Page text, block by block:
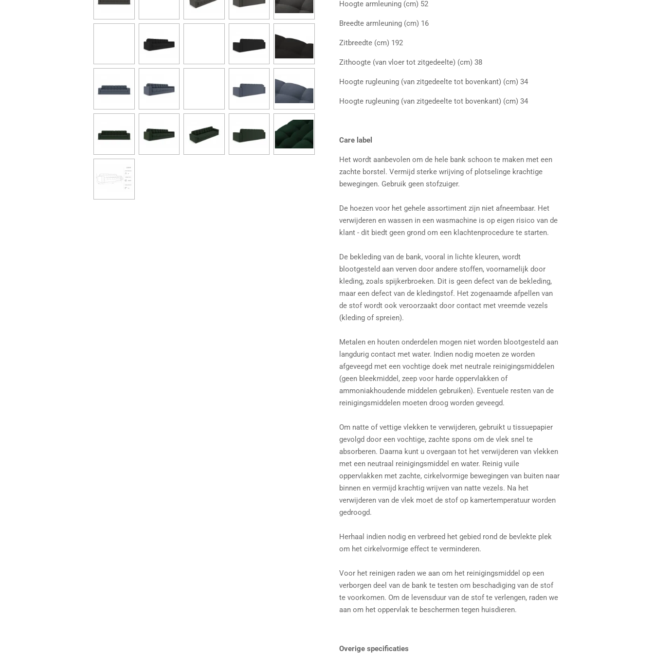
Hoogte armleuning (cm) 52
Breedte armleuning (cm) 16
Zitbreedte (cm) 192
Zithoogte (van vloer tot zitgedeelte) (cm) 38
Hoogte rugleuning (van zitgedeelte tot bovenkant) (cm) 34
Hoogte rugleuning (van zitgedeelte tot bovenkant) (cm) 34
Care label
Het wordt aanbevolen om de hele bank schoon te maken met een
zachte borstel. Vermijd sterke wrijving of plotselinge krachtige
bewegingen. Gebruik geen stofzuiger.
De hoezen voor het gehele assortiment zijn niet afneembaar. Het
verwijderen en wassen in een wasmachine is op eigen risico van de
klant - dit biedt geen grond om een ​​klachtenprocedure te starten.
De bekleding van de bank, vooral in lichte kleuren, wordt
blootgesteld aan verven door andere stoffen, voornamelijk door
kleding, zoals spijkerbroeken. Dit is geen defect van de bekleding,
maar een defect van de kledingstof. Het zogenaamde afpellen van
de stof wordt ook veroorzaakt door contact met vreemde vezels
(kleding of spreien).
Metalen en houten onderdelen mogen niet worden blootgesteld aan
langdurig contact met water. Indien nodig moeten ze worden
afgeveegd met een vochtige doek met neutrale reinigingsmiddelen
(geen bleekmiddel, zeep voor harde oppervlakken of
ammoniakhoudende middelen gebruiken). Eventuele resten van de
reinigingsmiddelen moeten droog worden geveegd.
Om natte of vettige vlekken te verwijderen, gebruikt u tissuepapier
gevolgd door een vochtige, zachte spons om de vlek snel te
absorberen. Daarna kunt u overgaan tot het verwijderen van vlekken
met een neutraal reinigingsmiddel en water. Reinig vuile
oppervlakken met zachte, cirkelvormige bewegingen van buiten naar
binnen en vermijd krachtig wrijven van natte vezels. Na het
verwijderen van de vlek moet de stof op kamertemperatuur worden
gedroogd.
Herhaal indien nodig en verbreed het gebied rond de bevlekte plek
om het cirkelvormige effect te verminderen.
Voor het reinigen raden we aan om het reinigingsmiddel op een
verborgen deel van de bank te testen om beschadiging van de stof
te voorkomen. Om de levensduur van de stof te verlengen, raden we
aan om het oppervlak te beschermen tegen huisdieren.
Overige specificaties